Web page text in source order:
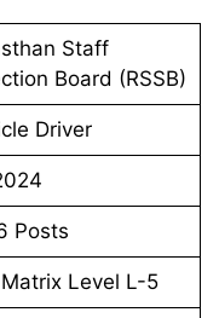
Staff
Board (RSSB)
Driver
Posts
Level L-5